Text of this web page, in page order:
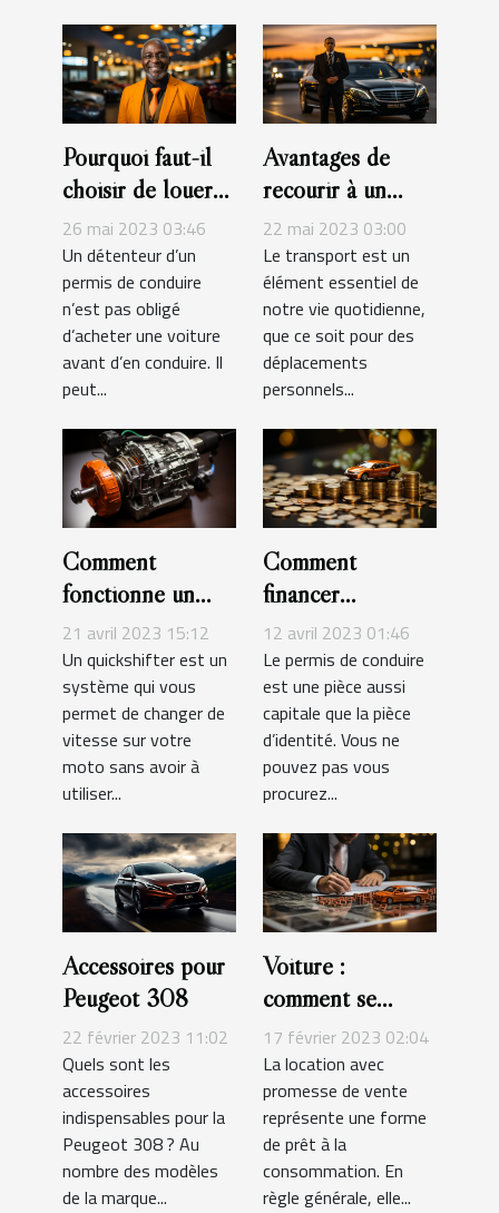
Pourquoi faut-il
choisir de louer
une voiture ?
26 mai 2023 03:46
Un détenteur d’un
permis de conduire
n’est pas obligé
d’acheter une voiture
avant d’en conduire. Il
peut...
Avantages de
recourir à un
service de
transport pour
vos déplacements
personnels,
professionnels ou
de loisirs en
22 mai 2023 03:00
Le transport est un
élément essentiel de
notre vie quotidienne,
que ce soit pour des
déplacements
personnels...
Comment
fonctionne un
levier de vitesses
rapide
quickshifter ?
21 avril 2023 15:12
Un quickshifter est un
système qui vous
permet de changer de
vitesse sur votre
moto sans avoir à
utiliser...
Comment
financer
l’obtention de
permis de
conduire ?
12 avril 2023 01:46
Le permis de conduire
est une pièce aussi
capitale que la pièce
d’identité. Vous ne
pouvez pas vous
procurez...
Accessoires pour
Peugeot 308
22 février 2023 11:02
Quels sont les
accessoires
indispensables pour la
Peugeot 308 ? Au
nombre des modèles
de la marque...
Voiture :
comment se
forme un contrat
de leasing ?
17 février 2023 02:04
La location avec
promesse de vente
représente une forme
de prêt à la
consommation. En
règle générale, elle...